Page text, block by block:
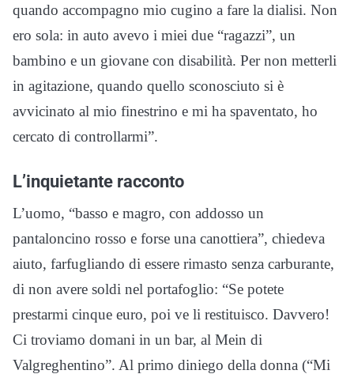
quando accompagno mio cugino a fare la dialisi. Non
ero sola: in auto avevo i miei due “ragazzi”, un
bambino e un giovane con disabilità. Per non metterli
in agitazione, quando quello sconosciuto si è
avvicinato al mio finestrino e mi ha spaventato, ho
cercato di controllarmi”.
L’inquietante racconto
L’uomo, “basso e magro, con addosso un
pantaloncino rosso e forse una canottiera”, chiedeva
aiuto, farfugliando di essere rimasto senza carburante,
di non avere soldi nel portafoglio: “Se potete
prestarmi cinque euro, poi ve li restituisco. Davvero!
Ci troviamo domani in un bar, al Mein di
Valgreghentino”. Al primo diniego della donna (“Mi